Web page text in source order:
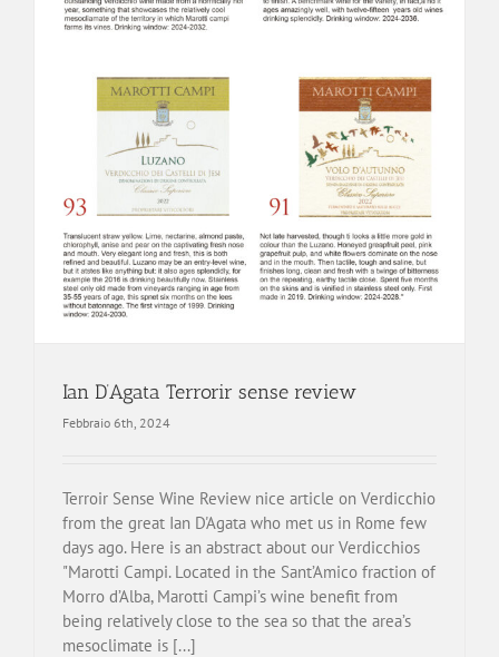
Ian D’Agata Terrorir sense review
Febbraio 6th, 2024
Terroir Sense Wine Review nice article on Verdicchio
from the great Ian D'Agata who met us in Rome few
days ago. Here is an abstract about our Verdicchios
"Marotti Campi. Located in the Sant’Amico fraction of
Morro d’Alba, Marotti Campi’s wine benefit from
being relatively close to the sea so that the area’s
mesoclimate is [...]